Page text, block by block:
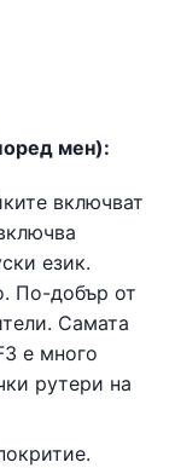
мен):
включват
език.
По-добър от
Самата
е много
рутери на